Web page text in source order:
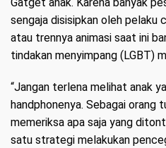
sengaja disisipkan oleh pelaku
atau trennya animasi saat ini
tindakan menyimpang (LGBT)
“Jangan terlena melihat anak
handphonenya. Sebagai orang
memeriksa apa saja yang
satu strategi melakukan